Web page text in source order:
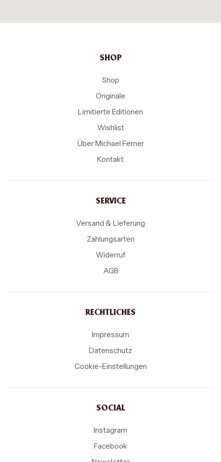
SHOP
Shop
Originale
Limitierte Editionen
Wishlist
Über Michael Ferner
Kontakt
SERVICE
Versand & Lieferung
Zahlungsarten
Widerruf
AGB
RECHTLICHES
Impressum
Datenschutz
Cookie-Einstellungen
SOCIAL
Instagram
Facebook